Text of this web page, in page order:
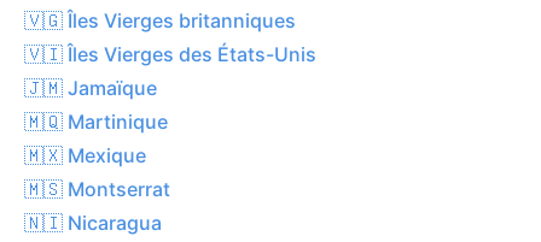
🇻🇬 Îles Vierges britanniques
🇻🇮 Îles Vierges des États-Unis
🇯🇲 Jamaïque
🇲🇶 Martinique
🇲🇽 Mexique
🇲🇸 Montserrat
🇳🇮 Nicaragua